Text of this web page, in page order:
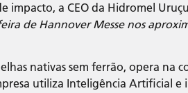
impacto, a CEO da Hidromel
de Hannover Messe nos
nativas sem ferrão, opera na
utiliza Inteligência Artificial